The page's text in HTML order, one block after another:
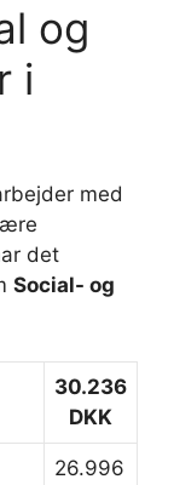
og
i
med
det
Social- og
30.236
DKK
26.996